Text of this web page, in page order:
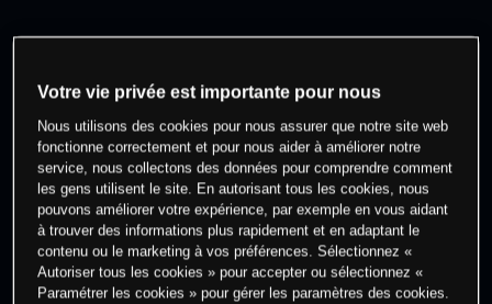
cet actif
Commencez à trader
Votre vie privée est importante pour nous
Nous utilisons des cookies pour nous assurer que notre site web
fonctionne correctement et pour nous aider à améliorer notre
service, nous collectons des données pour comprendre comment
les gens utilisent le site. En autorisant tous les cookies, nous
pouvons améliorer votre expérience, par exemple en vous aidant
à trouver des informations plus rapidement et en adaptant le
contenu ou le marketing à vos préférences. Sélectionnez «
Autoriser tous les cookies » pour accepter ou sélectionnez «
Paramétrer les cookies » pour gérer les paramètres des cookies.